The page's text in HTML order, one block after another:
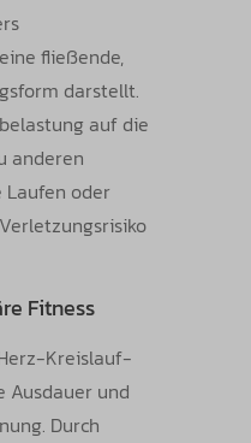
fließende,
darstellt.
auf die
anderen
oder
Fitness
Kreislauf-
Ausdauer und
Durch